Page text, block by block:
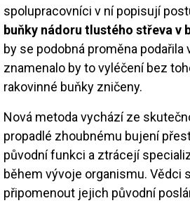
spolupracovníci v ní popisují
buňky nádoru tlustého střeva v
by se podobná proměna podařila
znamenalo by to vyléčení bez
rakovinné buňky zničeny.
Nová metoda vychází ze
propadlé zhoubnému bujení
původní funkci a ztrácejí
během vývoje organismu. Vědci
připomenout jejich původní